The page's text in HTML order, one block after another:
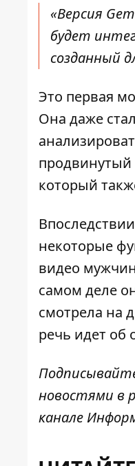
«Версия
будет
созданный
Это первая
Она даже
продвинутый
который
некоторые
видео
самом деле
смотрела на
речь идет об
новостями в
канале